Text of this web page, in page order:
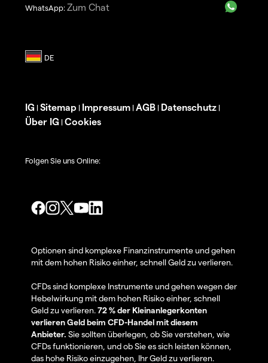
WhatsApp: Zum Chat
IG | Sitemap | Impressum | AGB | Datenschutz |
Über IG | Cookies
Folgen Sie uns Online:
Optionen sind komplexe Finanzinstrumente und gehen
mit dem hohen Risiko einher, schnell Geld zu verlieren.
CFDs sind komplexe Instrumente und gehen wegen der
Hebelwirkung mit dem hohen Risiko einher, schnell
Geld zu verlieren.72 % der Kleinanlegerkonten
verlieren Geld beim CFD-Handel mit diesem
Anbieter. Sie sollten überlegen, ob Sie verstehen, wie
CFDs funktionieren, und ob Sie es sich leisten können,
das hohe Risiko einzugehen, Ihr Geld zu verlieren.